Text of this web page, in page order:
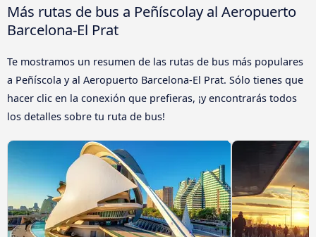
Más rutas de bus a Peñíscolay al Aeropuerto
Barcelona-El Prat
Te mostramos un resumen de las rutas de bus más populares
a Peñíscola y al Aeropuerto Barcelona-El Prat. Sólo tienes que
hacer clic en la conexión que prefieras, ¡y encontrarás todos
los detalles sobre tu ruta de bus!